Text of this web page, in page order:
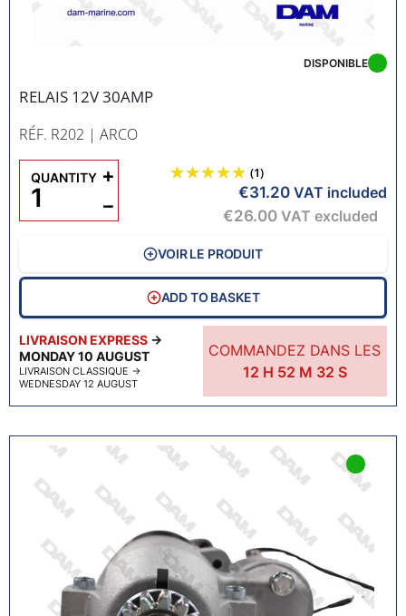
RELAIS 12V 30AMP
RÉF. R202 | ARCO
LIVRAISON EXPRESS →
MONDAY 10 AUGUST
LIVRAISON CLASSIQUE →
WEDNESDAY 12 AUGUST
COMMANDEZ DANS LES
12 H 52 M 31S
DISPONIBLE
(1)
€31.20 VAT included
€26.00 VAT excluded
QUANTITY
−
+
VOIR LE PRODUIT
ADD TO BASKET